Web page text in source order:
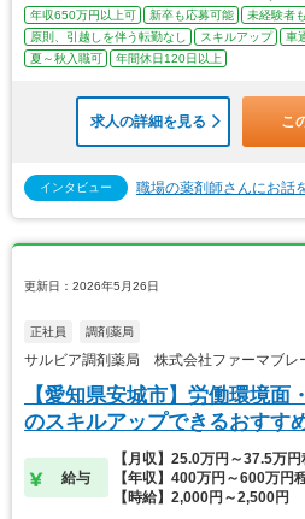
年収650万円以上可 新卒も応募可能
未経験者
原則、引越しを伴う転勤なし
スキルアップ 車
夏～秋入職可
年間休日120日以上
求人の詳細を見る こ
インタビュー 職場の薬剤師さんにお話
更新日：2026年5月26日
正社員 調剤薬局
サルビア調剤薬局 株式会社ファーマブレ
【愛知県安城市】労働環境面
のスキルアップできるおすす
給与
【月収】25.0万円～37.5万
【年収】400万円～600万円
【時給】2,000円～2,500円